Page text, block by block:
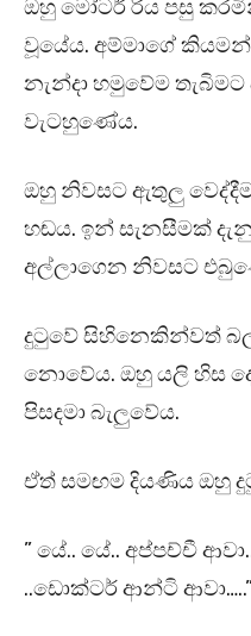
ඔහු මෝටර් රිය පසු
වූයේය. අම්මාගේ
නැන්දා හමුවේම
වැටහුණේය.
ඔහු නිවසට ඇතුලු
හඬය. ඉන් සැනසීමක්
අල්ලාගෙන නිවසට
දුටුවේ සිහිනෙකින්වත්
නොවේය. ඔහු යලි හිස
පිසදමා බැලුවේය.
ඒත් සමඟම දියණිය ඔහු
” යේ.. යේ.. අප්පච්චී
..ඩොක්ටර් ආන්ටි